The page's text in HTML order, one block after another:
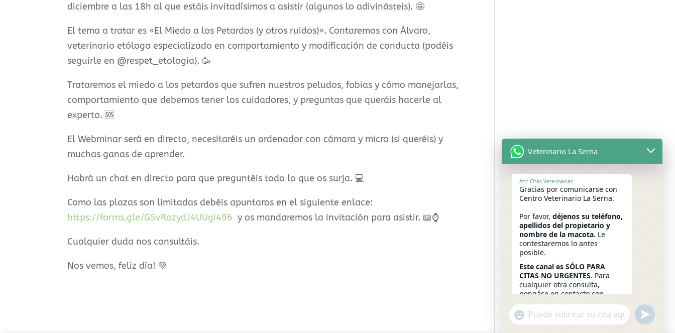
diciembre a las 18h al que estáis invitadísimos a asistir (algunos lo adivinásteis). 🤩
El tema a tratar es «El Miedo a los Petardos (y otros ruidos)». Contaremos con Álvaro,
veterinario etólogo especializado en comportamiento y modificación de conducta (podéis
seguirle en @respet_etologia). 🥳
Trataremos el miedo a los petardos que sufren nuestros peludos, fobias y cómo manejarlas,
comportamiento que debemos tener los cuidadores, y preguntas que queráis hacerle al
experto. 🆘
El Webminar será en directo, necesitaréis un ordenador con cámara y micro (si queréis) y
muchas ganas de aprender.
Habrá un chat en directo para que preguntéis todo lo que os surja. 💻
Como las plazas son limitadas debéis apuntaros en el siguiente enlace:
https://forms.gle/G5vRozydJ4UUgi496 y os mandaremos la invitación para asistir. 📖⌚️
Cualquier duda nos consultáis.
Nos vemos, feliz día! 💚
Veterinario La Serna
Att/ Citas Veterinarias
Gracias por comunicarse con
Centro Veterinario La Serna.
Por favor, déjenos su teléfono,
apellidos del propietario y
nombre de la macota. Le
contestaremos lo antes
posible.
Este canal es SÓLO PARA
CITAS NO URGENTES. Para
cualquier otra consulta,
pongáse en contacto con
nosotros por el télefono
habitual.
91 606 80 96
"+chaty_settings.lang.emoji_picker+"
WhatsApp
undefined